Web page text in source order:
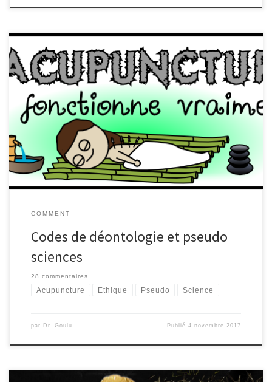
L’exercice de certaines professions est cadré par des associations
professionnelles dotées de codes de déontologie, et c’est très
bien ainsi. Que ces codes comprennent des articles demandant le
respect et la collaboration avec les autres professions organisées
de manière similaire, par exemple les médecins envers les
pharmaciens semble logique aussi. Mais un gros problème
apparaît lorsque les “professionnels” des pseudo-sciences
comme les médecines non conventionnelles parviennent à
obtenir un statut identique.
COMMENT
Codes de déontologie et pseudo
sciences
28 commentaires
Acupuncture Ethique Pseudo Science
par Dr. Goulu Publié4 novembre 2017